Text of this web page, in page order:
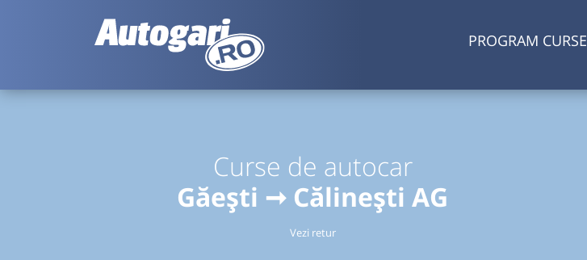
PROGRAM CURSE
Curse de autocar
Găești ➞ Călinești AG
Vezi retur